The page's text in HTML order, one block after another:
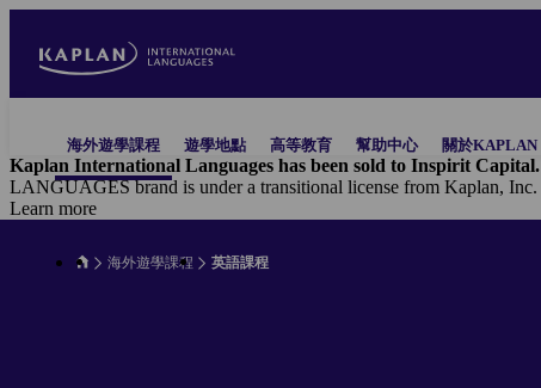
main
navigation海外遊學課程 遊學地點 高等教育 幫助中心 關於KAPLAN
Kaplan International Languages has been sold to Inspirit Capital.
LANGUAGES brand is under a transitional license from Kaplan, Inc.
Learn more
海外遊學課程 英語課程